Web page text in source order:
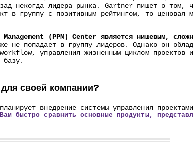
некогда лидера рынка. Gartner пишет о том,
в группу с позитивным рейтингом, то ценовая
(PPM) Center является нишевым,
не попадает в группу лидеров. Однако он
workflow, управления жизненным циклом
базу.
своей компании?
внедрение системы управления
быстро сравнить основные продукты,